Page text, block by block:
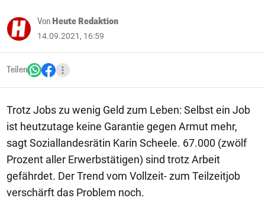
Von Heute Redaktion
14.09.2021, 16:59
Teilen
Trotz Jobs zu wenig Geld zum Leben: Selbst ein Job
ist heutzutage keine Garantie gegen Armut mehr,
sagt Soziallandesrätin Karin Scheele. 67.000 (zwölf
Prozent aller Erwerbstätigen) sind trotz Arbeit
gefährdet. Der Trend vom Vollzeit- zum Teilzeitjob
verschärft das Problem noch.